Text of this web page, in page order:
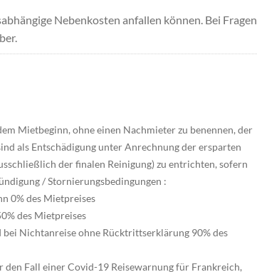
Nebenkosten anfallen können. Bei Fragen
Mietbeginn, ohne einen Nachmieter zu benennen, der
als Entschädigung unter Anrechnung der ersparten
der finalen Reinigung) zu entrichten, sofern
/ Stornierungsbedingungen :
0% des Mietpreises
des Mietpreises
bei Nichtanreise ohne Rücktrittserklärung 90% des
Fall einer Covid-19 Reisewarnung für Frankreich,